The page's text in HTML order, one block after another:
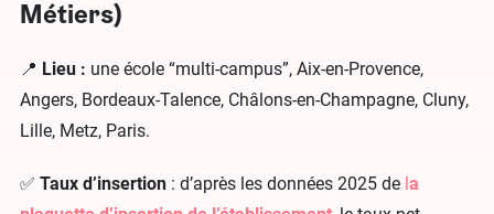
Métiers)
📍 Lieu : une école “multi-campus”, Aix-en-Provence,
Angers, Bordeaux-Talence, Châlons-en-Champagne, Cluny,
Lille, Metz, Paris.
✅ Taux d’insertion : d’après les données 2025 de la